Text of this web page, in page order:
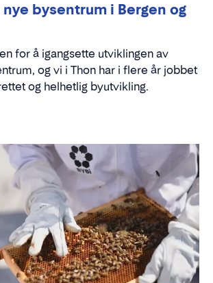
bysentrum i Bergen og
for å igangsette utviklingen av
og vi i Thon har i flere år jobbet
og helhetlig byutvikling.